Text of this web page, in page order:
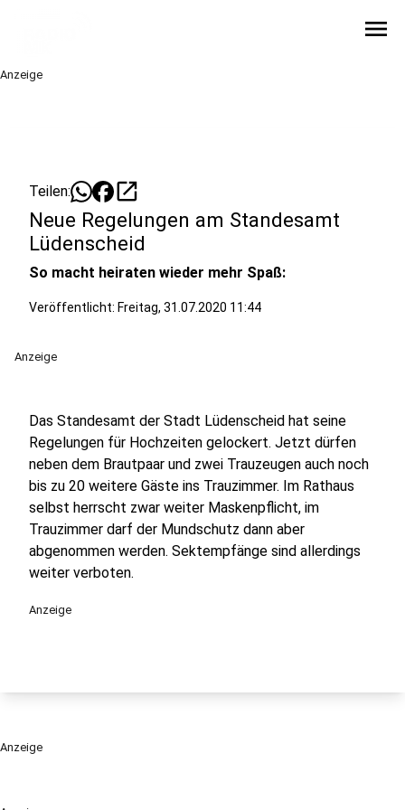
menu
Anzeige
Teilen: open_in_new
Neue Regelungen am Standesamt
Lüdenscheid
So macht heiraten wieder mehr Spaß:
Veröffentlicht: Freitag, 31.07.2020 11:44
Anzeige
Das Standesamt der Stadt Lüdenscheid hat seine
Regelungen für Hochzeiten gelockert. Jetzt dürfen
neben dem Brautpaar und zwei Trauzeugen auch noch
bis zu 20 weitere Gäste ins Trauzimmer. Im Rathaus
selbst herrscht zwar weiter Maskenpflicht, im
Trauzimmer darf der Mundschutz dann aber
abgenommen werden. Sektempfänge sind allerdings
weiter verboten.
Anzeige
Anzeige